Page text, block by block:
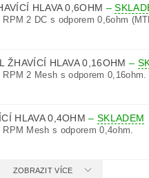
HLAVA 0,6OHM –
2 DC s odporem 0,6ohm
ŽHAVÍCÍ HLAVA 0,16OHM –
2 Mesh s odporem 0,16ohm.
HLAVA 0,4OHM–SKLADEM
Mesh s odporem 0,4ohm.
ZOBRAZIT VÍCE